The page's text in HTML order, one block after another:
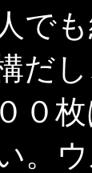
で
だ
０
。